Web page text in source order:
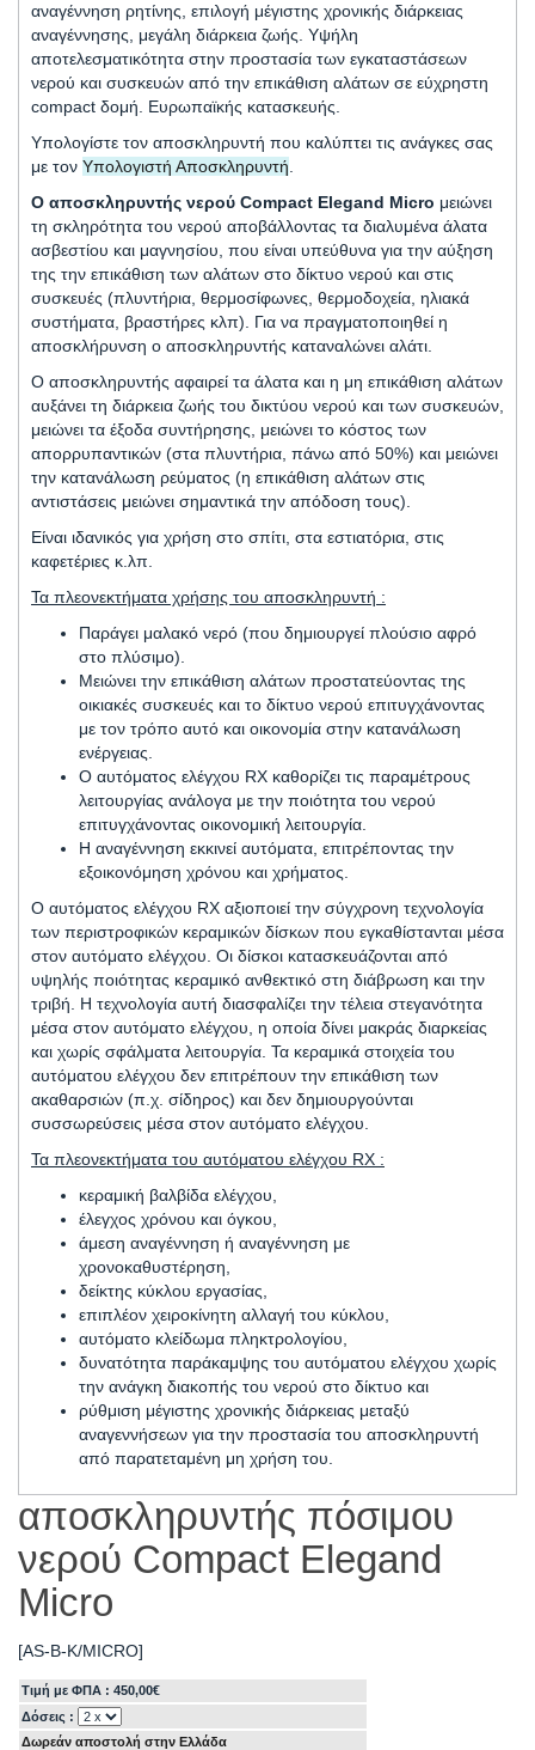
αναγέννηση ρητίνης, επιλογή μέγιστης χρονικής διάρκειας
αναγέννησης, μεγάλη διάρκεια ζωής. Υψήλη
αποτελεσματικότητα στην προστασία των εγκαταστάσεων
νερού και συσκευών από την επικάθιση αλάτων σε εύχρηστη
compact δομή. Ευρωπαϊκής κατασκευής.
Υπολογίστε τον αποσκληρυντή που καλύπτει τις ανάγκες σας
με τον Υπολογιστή Αποσκληρυντή
Ο αποσκληρυντής νερού Compact Elegand Μicro μειώνει
τη σκληρότητα του νερού αποβάλλοντας τα διαλυμένα άλατα
ασβεστίου και μαγνησίου, που είναι υπεύθυνα για την αύξηση
της την επικάθιση των αλάτων στο δίκτυο νερού και στις
συσκευές (πλυντήρια, θερμοσίφωνες, θερμοδοχεία, ηλιακά
συστήματα, βραστήρες κλπ). Για να πραγματοποιηθεί η
αποσκλήρυνση ο αποσκληρυντής καταναλώνει αλάτι.
Ο αποσκληρυντής αφαιρεί τα άλατα και η μη επικάθιση αλάτων
αυξάνει τη διάρκεια ζωής του δικτύου νερού και των συσκευών,
μειώνει τα έξοδα συντήρησης, μειώνει το κόστος των
απορρυπαντικών (στα πλυντήρια, πάνω από 50%) και μειώνει
την κατανάλωση ρεύματος (η επικάθιση αλάτων στις
αντιστάσεις μειώνει σημαντικά την απόδοση τους).
Είναι ιδανικός για χρήση στο σπίτι, στα εστιατόρια, στις
καφετέριες κ.λπ.
Τα πλεονεκτήματα χρήσης του αποσκληρυντή :
Παράγει μαλακό νερό (που δημιουργεί πλούσιο αφρό
στο πλύσιμο).
Μειώνει την επικάθιση αλάτων προστατεύοντας της
οικιακές συσκευές και το δίκτυο νερού επιτυγχάνοντας
με τον τρόπο αυτό και οικονομία στην κατανάλωση
ενέργειας.
Ο αυτόματος ελέγχου RX καθορίζει τις παραμέτρους
λειτουργίας ανάλογα με την ποιότητα του νερού
επιτυγχάνοντας οικονομική λειτουργία.
Η αναγέννηση εκκινεί αυτόματα, επιτρέποντας την
εξοικονόμηση χρόνου και χρήματος.
Ο αυτόματος ελέγχου RX αξιοποιεί την σύγχρονη τεχνολογία
των περιστροφικών κεραμικών δίσκων που εγκαθίστανται μέσα
στον αυτόματο ελέγχου. Οι δίσκοι κατασκευάζονται από
υψηλής ποιότητας κεραμικό ανθεκτικό στη διάβρωση και την
τριβή. Η τεχνολογία αυτή διασφαλίζει την τέλεια στεγανότητα
μέσα στον αυτόματο ελέγχου, η οποία δίνει μακράς διαρκείας
και χωρίς σφάλματα λειτουργία. Τα κεραμικά στοιχεία του
αυτόματου ελέγχου δεν επιτρέπουν την επικάθιση των
ακαθαρσιών (π.χ. σίδηρος) και δεν δημιουργούνται
συσσωρεύσεις μέσα στον αυτόματο ελέγχου.
Τα πλεονεκτήματα του αυτόματου ελέγχου RX :
κεραμική βαλβίδα ελέγχου,
έλεγχος χρόνου και όγκου,
άμεση αναγέννηση ή αναγέννηση με
χρονοκαθυστέρηση,
δείκτης κύκλου εργασίας,
επιπλέον χειροκίνητη αλλαγή του κύκλου,
αυτόματο κλείδωμα πληκτρολογίου,
δυνατότητα παράκαμψης του αυτόματου ελέγχου χωρίς
την ανάγκη διακοπής του νερού στο δίκτυο και
ρύθμιση μέγιστης χρονικής διάρκειας μεταξύ
αναγεννήσεων για την προστασία του αποσκληρυντή
από παρατεταμένη μη χρήση του.
αποσκληρυντής πόσιμου
νερού Compact Elegand
Μicro
[AS-B-K/MICRO]
Τιμή με ΦΠΑ : 450,00€
Δόσεις :
Δωρεάν αποστολή στην Ελλάδα